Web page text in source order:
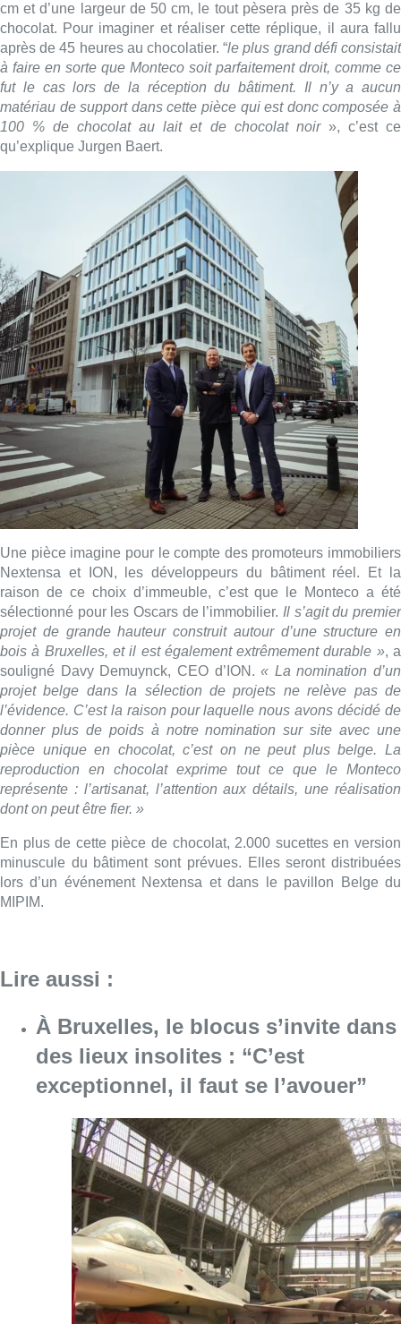
cm et d’une largeur de 50 cm, le tout pèsera près de 35 kg de
chocolat. Pour imaginer et réaliser cette réplique, il aura fallu
après de 45 heures au chocolatier. “le plus grand défi consistait
à faire en sorte que Monteco soit parfaitement droit, comme ce
fut le cas lors de la réception du bâtiment. Il n’y a aucun
matériau de support dans cette pièce qui est donc composée à
100 % de chocolat au lait et de chocolat noir», c’est ce
qu’explique Jurgen Baert.
Une pièce imagine pour le compte des promoteurs immobiliers
Nextensa et ION, les développeurs du bâtiment réel. Et la
raison de ce choix d’immeuble, c’est que le Monteco a été
sélectionné pour les Oscars de l’immobilier. Il s’agit du premier
projet de grande hauteur construit autour d’une structure en
bois à Bruxelles, et il est également extrêmement durable », a
souligné Davy Demuynck, CEO d’ION.« La nomination d’un
projet belge dans la sélection de projets ne relève pas de
l’évidence. C’est la raison pour laquelle nous avons décidé de
donner plus de poids à notre nomination sur site avec une
pièce unique en chocolat, c’est on ne peut plus belge. La
reproduction en chocolat exprime tout ce que le Monteco
représente : l’artisanat, l’attention aux détails, une réalisation
dont on peut être fier. »
En plus de cette pièce de chocolat, 2.000 sucettes en version
minuscule du bâtiment sont prévues. Elles seront distribuées
lors d’un événement Nextensa et dans le pavillon Belge du
MIPIM.
Lire aussi :
À Bruxelles, le blocus s’invite dans
des lieux insolites : “C’est
exceptionnel, il faut se l’avouer”